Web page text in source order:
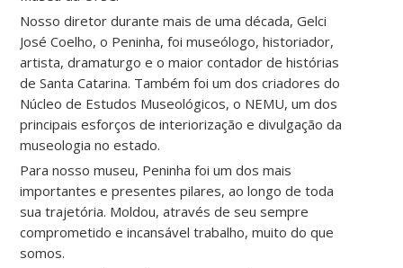
Nosso diretor durante mais de uma década, Gelci
José Coelho, o Peninha, foi museólogo, historiador,
artista, dramaturgo e o maior contador de histórias
de Santa Catarina. Também foi um dos criadores do
Núcleo de Estudos Museológicos, o NEMU, um dos
principais esforços de interiorização e divulgação da
museologia no estado.
Para nosso museu, Peninha foi um dos mais
importantes e presentes pilares, ao longo de toda
sua trajetória. Moldou, através de seu sempre
comprometido e incansável trabalho, muito do que
somos.